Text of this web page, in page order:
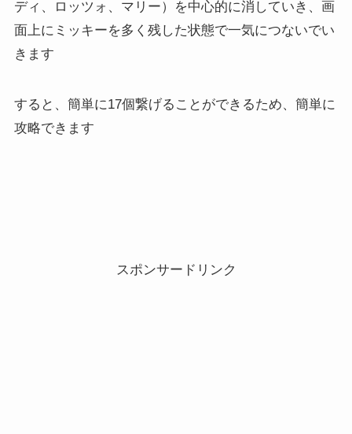
ディ、ロッツォ、マリー）を中心的に消していき、画
面上にミッキーを多く残した状態で一気につないでい
きます
すると、簡単に17個繋げることができるため、簡単に
攻略できます
スポンサードリンク